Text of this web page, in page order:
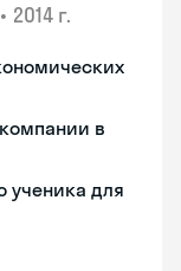
• 2014 г.
в
ученика для